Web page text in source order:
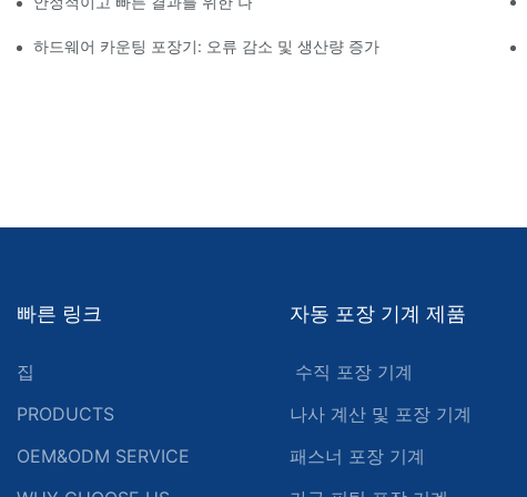
하드웨어 카운팅 포장기: 오류 감소 및 생산량 증가
빠른 링크
집
PRODUCTS
OEM&ODM SERVICE
자동 포장 기계 제품
수직 포장 기계
나사 계산 및 포장 기계
패스너 포장 기계